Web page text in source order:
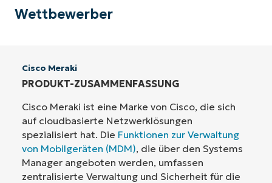
Wettbewerber
Cisco Meraki
PRODUKT-ZUSAMMENFASSUNG
Cisco Meraki ist eine Marke von Cisco, die sich
auf cloudbasierte Netzwerklösungen
spezialisiert hat. Die Funktionen zur Verwaltung
von Mobilgeräten (MDM), die über den Systems
Manager angeboten werden, umfassen
zentralisierte Verwaltung und Sicherheit für die